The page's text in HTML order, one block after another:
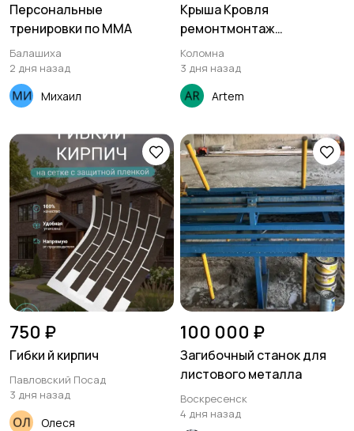
Персональные
тренировки по ММА
Балашиха
2 дня назад
Михаил
Крыша Кровля
ремонтмонтаж
Кровельные работы
выезд по всей
Московской области
Коломна
3 дня назад
Artem
750 ₽
Гибки й кирпич
Павловский Посад
3 дня назад
Олеся
100 000 ₽
Загибочный станок для
листового металла
Воскресенск
4 дня назад